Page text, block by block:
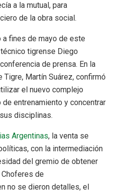
a la mutual, para
de la obra social.
a fines de mayo de este
tigrense Diego
de prensa. En la
Martín Suárez, confirmó
el nuevo complejo
entrenamiento y concentrar
disciplinas.
Argentinas, la venta se
con la intermediación
del gremio de obtener
de
no se dieron detalles, el